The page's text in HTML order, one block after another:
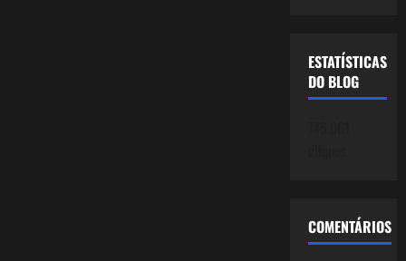
ESTATÍSTICAS
DO BLOG
COMENTÁRIOS